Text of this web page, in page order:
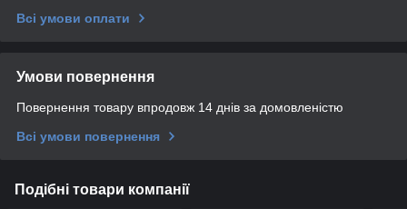
Всі умови оплати
Умови повернення
Повернення товару впродовж 14 днів за домовленістю
Всі умови повернення
Подібні товари компанії